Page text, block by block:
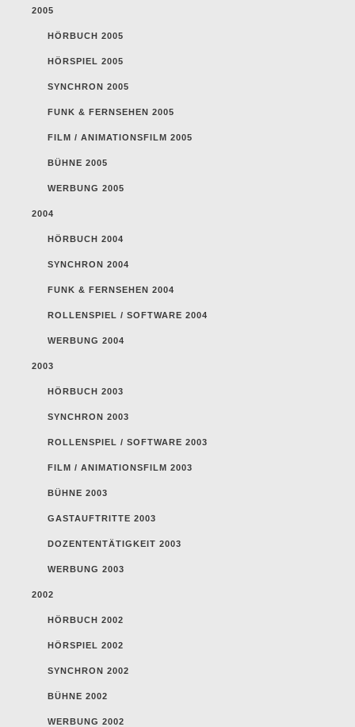
2005
HÖRBUCH 2005
HÖRSPIEL 2005
SYNCHRON 2005
FUNK & FERNSEHEN 2005
FILM / ANIMATIONSFILM 2005
BÜHNE 2005
WERBUNG 2005
2004
HÖRBUCH 2004
SYNCHRON 2004
FUNK & FERNSEHEN 2004
ROLLENSPIEL / SOFTWARE 2004
WERBUNG 2004
2003
HÖRBUCH 2003
SYNCHRON 2003
ROLLENSPIEL / SOFTWARE 2003
FILM / ANIMATIONSFILM 2003
BÜHNE 2003
GASTAUFTRITTE 2003
DOZENTENTÄTIGKEIT 2003
WERBUNG 2003
2002
HÖRBUCH 2002
HÖRSPIEL 2002
SYNCHRON 2002
BÜHNE 2002
WERBUNG 2002